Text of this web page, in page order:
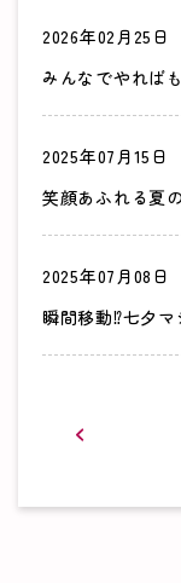
2026年02月25日
みんなでやれば
2025年07月15日
笑顔あふれる夏
2025年07月08日
瞬間移動⁉七夕マ